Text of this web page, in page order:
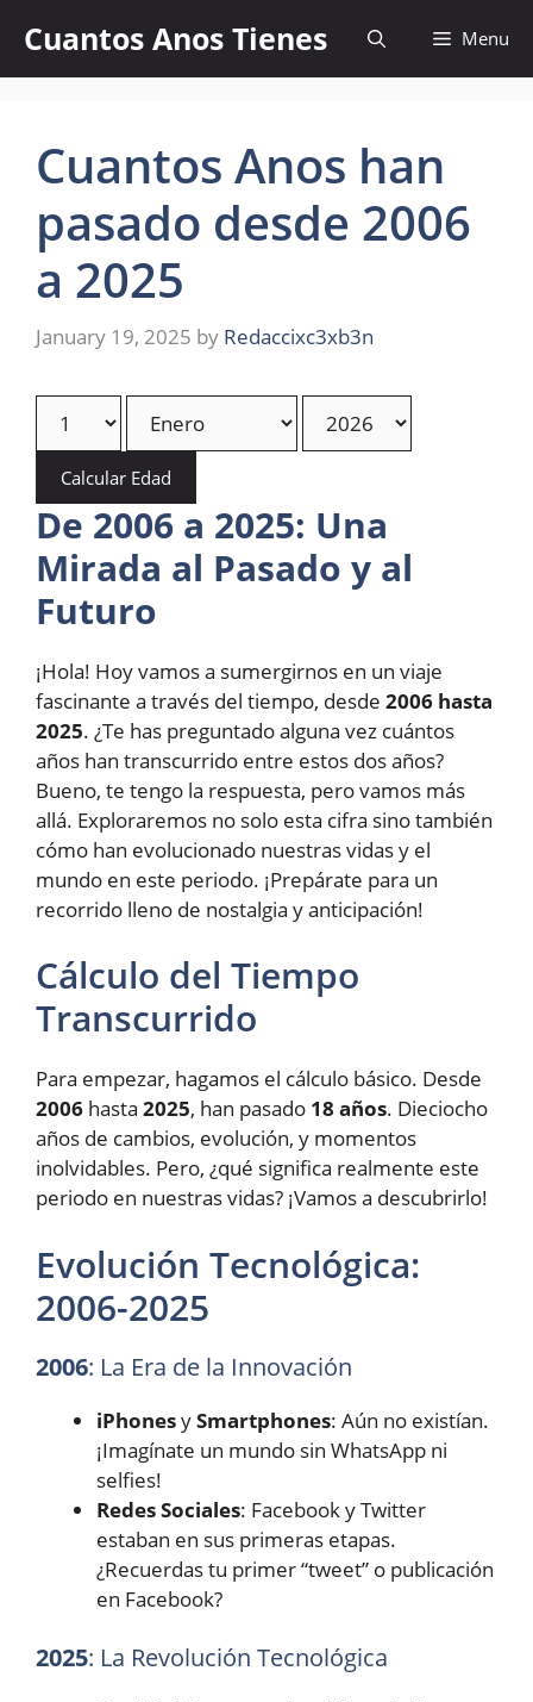
content
Cuantos Anos Tienes Menu
Cuantos Anos han
pasado desde 2006
a 2025
January 19, 2025 by Redaccixc3xb3n
Calcular Edad
De 2006 a 2025: Una
Mirada al Pasado y al
Futuro
¡Hola! Hoy vamos a sumergirnos en un viaje
fascinante a través del tiempo, desde 2006 hasta
2025. ¿Te has preguntado alguna vez cuántos
años han transcurrido entre estos dos años?
Bueno, te tengo la respuesta, pero vamos más
allá. Exploraremos no solo esta cifra sino también
cómo han evolucionado nuestras vidas y el
mundo en este periodo. ¡Prepárate para un
recorrido lleno de nostalgia y anticipación!
Cálculo del Tiempo
Transcurrido
Para empezar, hagamos el cálculo básico. Desde
2006 hasta 2025, han pasado 18 años. Dieciocho
años de cambios, evolución, y momentos
inolvidables. Pero, ¿qué significa realmente este
periodo en nuestras vidas? ¡Vamos a descubrirlo!
Evolución Tecnológica:
2006-2025
2006: La Era de la Innovación
iPhonesySmartphones: Aún no existían.
¡Imagínate un mundo sin WhatsApp ni
selfies!
Redes Sociales: Facebook y Twitter
estaban en sus primeras etapas.
¿Recuerdas tu primer “tweet” o publicación
en Facebook?
2025: La Revolución Tecnológica